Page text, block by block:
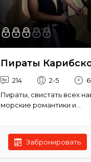
Пираты
214 2-5
Пираты, свистать всех
морские романтики и...
Забронировать